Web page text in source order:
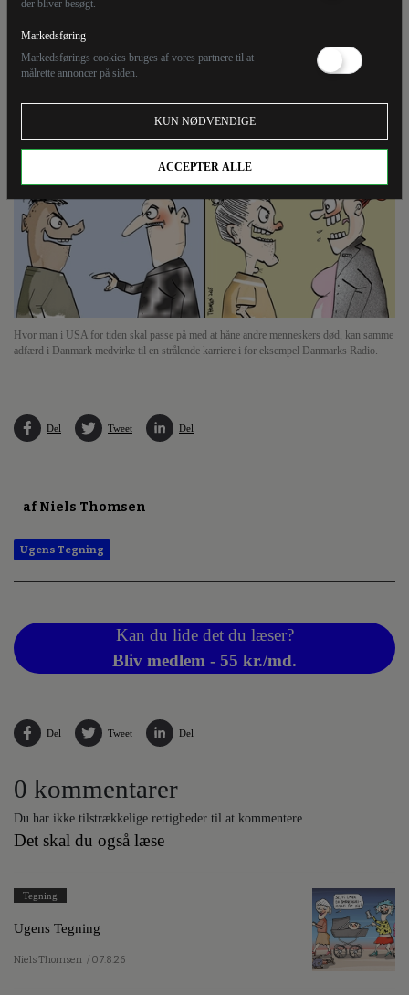
der bliver besøgt.
Markedsføring
Markedsførings cookies bruges af vores partnere til at
målrette annoncer på siden.
KUN NØDVENDIGE
ACCEPTER ALLE
andre menneskers død, kan samme adfærd i Danmark
medvirke til en strålende karriere i for eksempel
Danmarks Radio.
Hvor man i USA for tiden skal passe på med at håne andre menneskers død, kan samme
adfærd i Danmark medvirke til en strålende karriere i for eksempel Danmarks Radio.
Del Tweet Del
af Niels Thomsen
Ugens Tegning
Kan du lide det du læser?
Bliv medlem - 55 kr./md.
Del Tweet Del
0 kommentarer
Du har ikke tilstrækkelige rettigheder til at kommentere
Det skal du også læse
Tegning
Ugens Tegning
Niels Thomsen / 07.8.26